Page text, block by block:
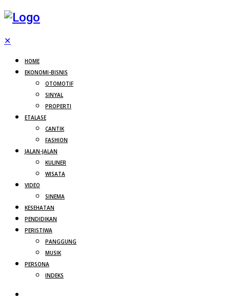
✕
HOME
EKONOMI-BISNIS
OTOMOTIF
SINYAL
PROPERTI
ETALASE
CANTIK
FASHION
JALAN-JALAN
KULINER
WISATA
VIDEO
SINEMA
KESEHATAN
PENDIDIKAN
PERISTIWA
PANGGUNG
MUSIK
PERSONA
INDEKS